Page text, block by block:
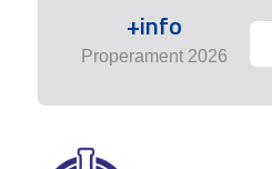
+info
Properament 2026